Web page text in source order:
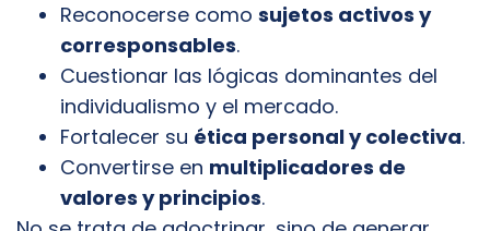
Reconocerse como sujetos activos y
corresponsables.
Cuestionar las lógicas dominantes del
individualismo y el mercado.
Fortalecer su ética personal y colectiva.
Convertirse en multiplicadores de
valores y principios.